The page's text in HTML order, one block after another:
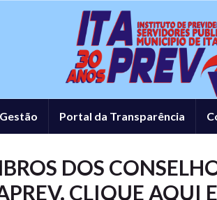
Portal da Transparência
DOS
CLIQUE AQUI